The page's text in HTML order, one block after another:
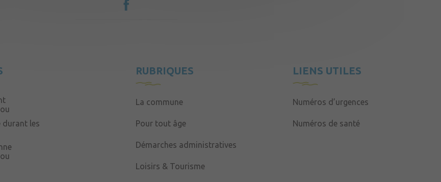
durant les
RUBRIQUES
La commune
Pour tout âge
Démarches administratives
Loisirs & Tourisme
LIENS UTILES
Numéros d’urgences
Numéros de santé